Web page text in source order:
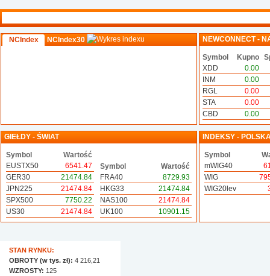
NCIndex NCIndex30 NEWCONNECT -
Symbol Kupno
XDD
0.00
INM
0.00
RGL
0.00
STA
0.00
CBD
0.00
GIEŁDY - ŚWIAT
Symbol
Wartość
EUSTX50
6541.47
GER30
21474.84
JPN225
21474.84
SPX500
7750.22
US30
21474.84
Symbol
Wartość
FRA40
8729.93
HKG33
21474.84
NAS100
21474.84
UK100
10901.15
INDEKSY -
Symbol
mWIG40
WIG
WIG20lev
STAN RYNKU:
OBROTY (w tys. zł): 4 216,21
WZROSTY: 125